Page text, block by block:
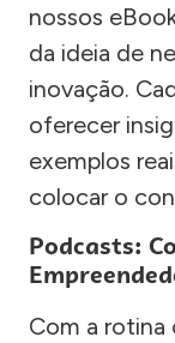
nossos
da ideia de
inovação.
oferecer
exemplos
colocar o
Podcasts:
Com a rotina